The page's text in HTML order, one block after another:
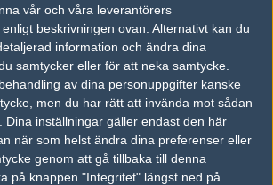
vår och våra leverantörers
beskrivningen ovan. Alternativt kan du
information och ändra dina
samtycker eller för att neka samtycke.
av dina personuppgifter kanske
men du har rätt att invända mot sådan
Dina inställningar gäller endast den här
när som helst ändra dina preferenser eller
genom att gå tillbaka till denna
på knappen "Integritet" längst ned på
Fd. ESC Gaming
50%
—skriv kommentar